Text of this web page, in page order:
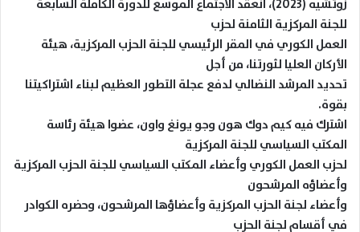
زوتشيه (2023)، انعقد الاجتماع الموسع للدورة الكاملة السابعة
للجنة المركزية الثامنة لحزب
العمل الكوري في المقر الرئيسي للجنة الحزب المركزية، هيئة
الأركان العليا لثورتنا، من أجل
تحديد المرشد النضالي لدفع عجلة التطور العظيم لبناء اشتراكيتنا
بقوة.
اشترك فيه كيم دوك هون وجو يونغ واون، عضوا هيئة رئاسة
المكتب السياسي للجنة المركزية
لحزب العمل الكوري وأعضاء المكتب السياسي للجنة الحزب المركزية
وأعضاؤه المرشحون
وأعضاء لجنة الحزب المركزية وأعضاؤها المرشحون، وحضره الكوادر
في أقسام لجنة الحزب